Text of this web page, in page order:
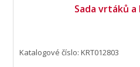
Sada vrtáků a
Katalogové číslo: KRT012803